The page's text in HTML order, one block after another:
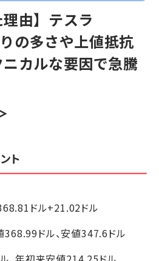
理由】テスラ
の多さや上値抵抗
カルな要因で急騰
ト
ドル+21.02ドル
368.99ドル、安値347.6ドル